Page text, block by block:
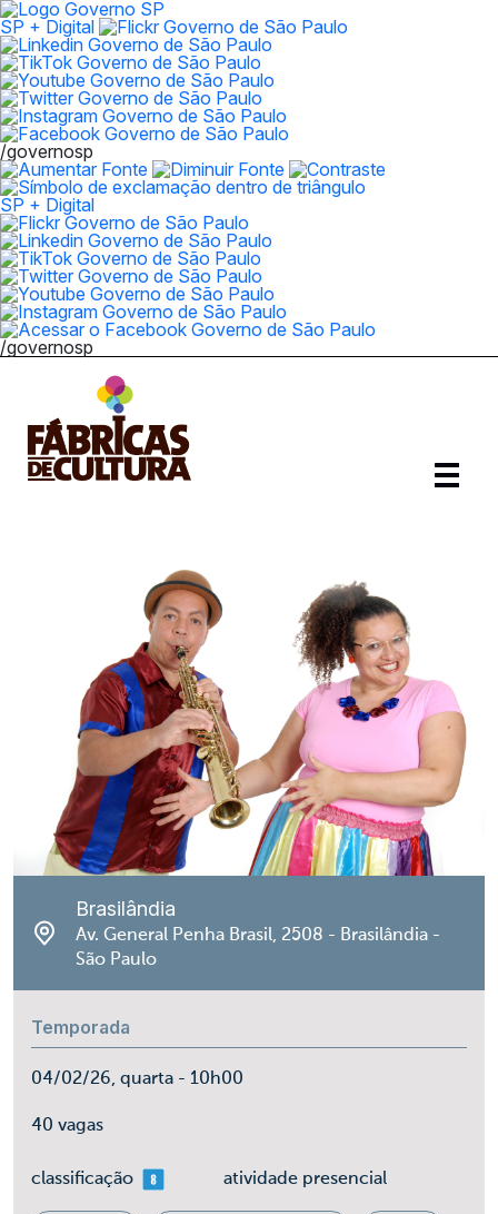
SP + Digital
/governosp
SP + Digital
/governosp
Brasilândia
Av. General Penha Brasil, 2508 - Brasilândia -
São Paulo
Temporada
04/02/26, quarta - 10h00
40 vagas
classificaçãomais 08 atividade presencial